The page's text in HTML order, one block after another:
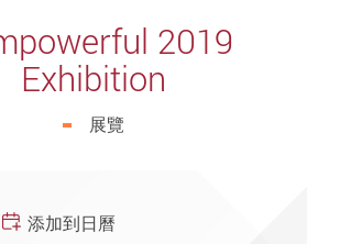
2019
Exhibition
展覽
添加到日曆